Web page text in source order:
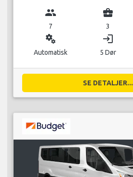
group
7
business_center
3
miscellaneous_services
Automatisk
login
5 Dør
SE DETALJER...